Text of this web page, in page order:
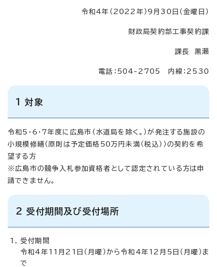
令和4年（2022年）9月30日（金曜日）
財政局契約部工事契約課
課長 黒瀬
電話：504-2705 内線：2530
1 対象
令和5・6・7年度に広島市（水道局を除く。）が発注する施設の
小規模修繕（原則は予定価格50万円未満（税込））の契約を希
望する方
※広島市の競争入札参加資格者として認定されている方は申
請できません。
2 受付期間及び受付場所
受付期間
令和4年11月21日（月曜）から令和4年12月5日（月曜）ま
で